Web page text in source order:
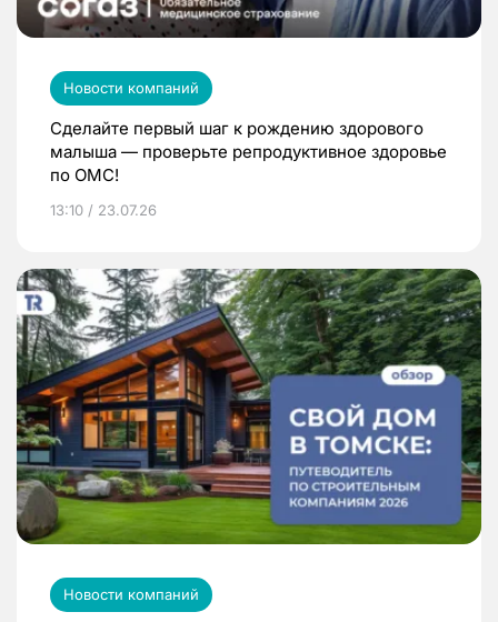
Новости компаний
Сделайте первый шаг к рождению здорового
малыша — проверьте репродуктивное здоровье
по ОМС!
13:10 / 23.07.26
Новости компаний